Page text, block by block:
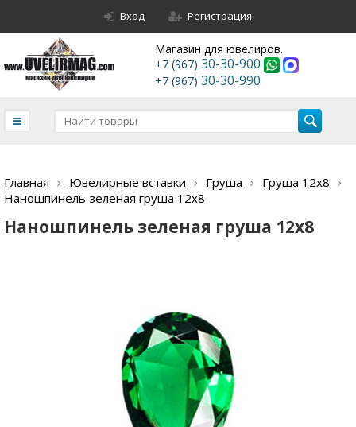
Вход Регистрация
Магазин для ювелиров.
+7 (967) 30-30-900
+7 (967) 30-30-990
Главная Ювелирные вставки Груша
Груша 12х8
Наношпинель зеленая груша 12х8
Наношпинель зеленая груша 12х8